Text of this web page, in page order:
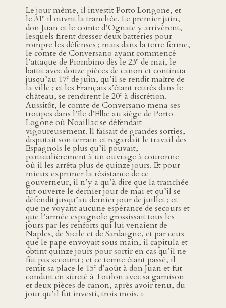
Le jour même, il investit Porto Longone, et
le 31e il ouvrit la tranchée. Le premier juin,
don Juan et le comte d’Ognate y arrivèrent,
lesquels firent dresser deux batteries pour
rompre les défenses ; mais dans la terre ferme,
le comte de Conversano ayant commencé
l’attaque de Piombino dès le 23e de mai, le
battit avec douze pièces de canon et continua
jusqu’au 17e de juin, qu’il se rendit maître de
la ville ; et les Français s’étant retirés dans le
château, se rendirent le 20e à discrétion.
Aussitôt, le comte de Conversano mena ses
troupes dans l’île d’Elbe au siège de Porto
Logone où Noaillac se défendait
vigoureusement. Il faisait de grandes sorties,
disputait son terrain et regardait le travail des
Espagnols le plus qu’il pouvait,
particulièrement à un ouvrage à couronne
où il les arrêta plus de quinze jours. Et pour
mieux exprimer la résistance de ce
gouverneur, il n’y a qu’à dire que la tranchée
fut ouverte le dernier jour de mai et qu’il se
défendit jusqu’au dernier jour de juillet ; et
que ne voyant aucune espérance de secours et
que l’armée espagnole grossissait tous les
jours par les renforts qui lui venaient de
Naples, de Sicile et de Sardaigne, et par ceux
que le pape envoyait sous main, il capitula et
obtint quinze jours pour sortir en cas qu’il ne
fût pas secouru ; et ce terme étant passé, il
remit sa place le 15e d’août à don Juan et fut
conduit en sûreté à Toulon avec sa garnison
et deux pièces de canon, après avoir tenu, du
jour qu’il fut investi, trois mois. »